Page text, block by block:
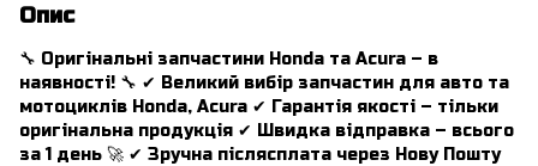
Опис
🔧 Оригінальні запчастини Honda та Acura – в
наявності! 🔧 ✔ Великий вибір запчастин для авто та
мотоциклів Honda, Acura ✔ Гарантія якості – тільки
оригінальна продукція ✔ Швидка відправка – всього
за 1 день 🚀 ✔ Зручна післясплата через Нову Пошту